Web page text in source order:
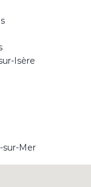
Isère
sur-Mer